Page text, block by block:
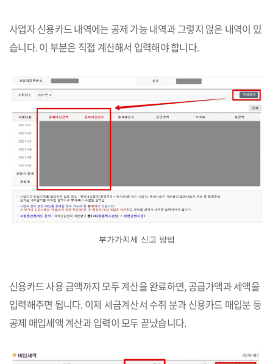
사업자 신용카드 내역에는 공제 가능 내역과 그렇지 않은 내역이 있
습니다. 이 부분은 직접 계산해서 입력해야 합니다.
부가가치세 신고 방법
신용카드 사용 금액까지 모두 계산을 완료하면, 공급가액과 세액을
입력해주면 됩니다. 이제 세금계산서 수취 분과 신용카드 매입분 등
공제 매입세액 계산과 입력이 모두 끝났습니다.